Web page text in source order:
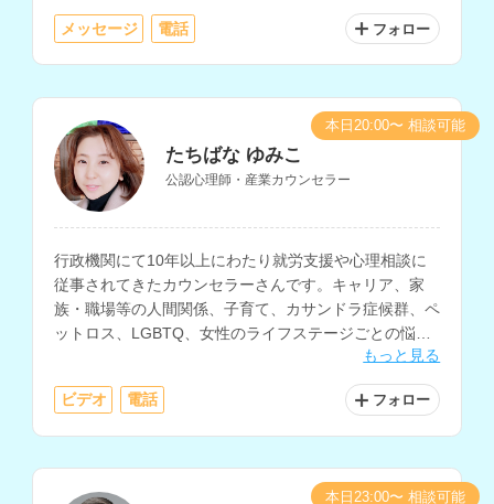
れています。
メッセージ 電話 フォロー
たちばな ゆみこ
公認心理師・産業カウンセラー
行政機関にて10年以上にわたり就労支援や心理相談に
従事されてきたカウンセラーさんです。キャリア、家
族・職場等の人間関係、子育て、カサンドラ症候群、ペ
ットロス、LGBTQ、女性のライフステージごとの悩み
もっと見る
ビデオ 電話 フォロー
本日20:00〜 相談可能
本日23:00〜 相談可能